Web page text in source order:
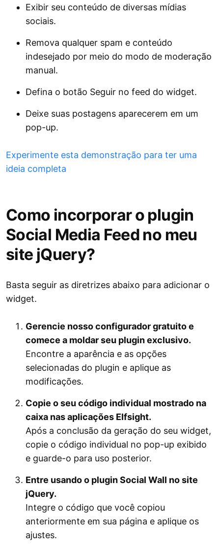
Exibir seu conteúdo de diversas mídias
sociais.
Remova qualquer spam e conteúdo
indesejado por meio do modo de moderação
manual.
Defina o botão Seguir no feed do widget.
Deixe suas postagens aparecerem em um
pop-up.
Experimente esta demonstração para ter uma
ideia completa
Como incorporar o plugin
Social Media Feed no meu
site jQuery?
Basta seguir as diretrizes abaixo para adicionar o
widget.
Gerencie nosso configurador gratuito e
comece a moldar seu plugin exclusivo.
Encontre a aparência e as opções
selecionadas do plugin e aplique as
modificações.
Copie o seu código individual mostrado na
caixa nas aplicações Elfsight.
Após a conclusão da geração do seu widget,
copie o código individual no pop-up exibido
e guarde-o para uso posterior.
Entre usando o plugin Social Wall no site
jQuery.
Integre o código que você copiou
anteriormente em sua página e aplique os
ajustes.